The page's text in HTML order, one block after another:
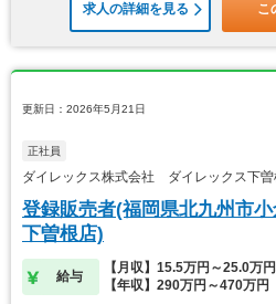
求人の詳細を見る こ
更新日：2026年5月21日
正社員
ダイレックス株式会社 ダイレックス下曽
登録販売者(福岡県北九州市
下曽根店)
給与
【月収】15.5万円～25.0万
【年収】290万円～470万円